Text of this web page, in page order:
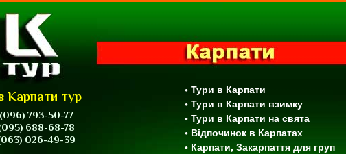
Карпати тур
793-50-77
688-68-78
026-49-39
• Тури в Карпати
• Тури в Карпати взимку
• Тури в Карпати на свята
• Відпочинок в Карпатах
• Карпати, Закарпаття для груп